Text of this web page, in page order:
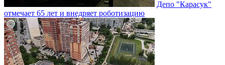
Депо "Карасук"
отмечает 65 лет и внедряет роботизацию